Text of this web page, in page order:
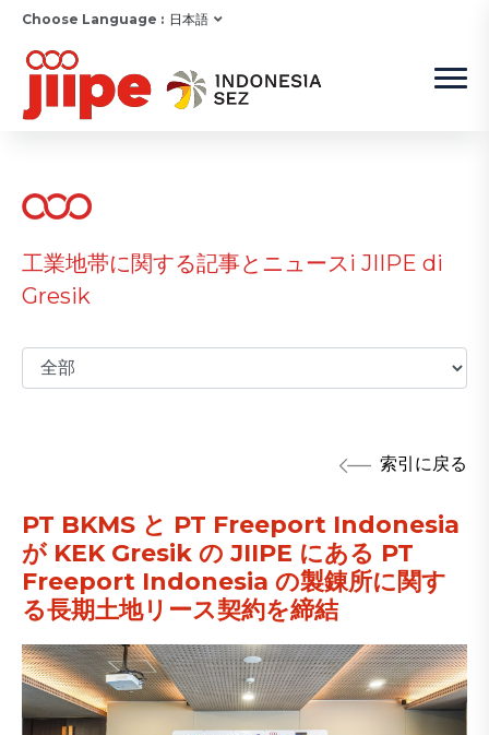
Choose Language : 日本語
工業地帯に関する記事とニュースi JIIPE di
Gresik
索引に戻る
PT BKMS と PT Freeport Indonesia
が KEK Gresik の JIIPE にある PT
Freeport Indonesia の製錬所に関す
る長期土地リース契約を締結